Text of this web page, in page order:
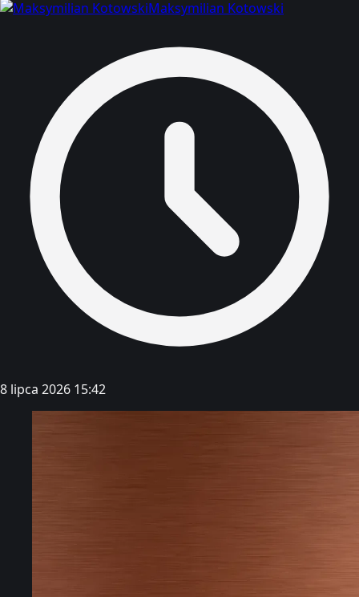
Maksymilian Kotowski
8 lipca 2026 15:42